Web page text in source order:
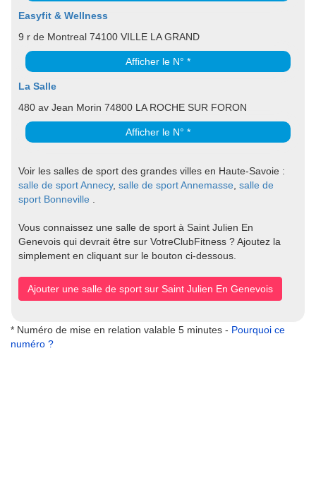
Easyfit & Wellness
9 r de Montreal 74100 VILLE LA GRAND
Afficher le N° *
La Salle
480 av Jean Morin 74800 LA ROCHE SUR FORON
Afficher le N° *
Voir les salles de sport des grandes villes en Haute-Savoie :
salle de sport Annecy, salle de sport Annemasse salle de
sport Bonneville
Vous connaissez une salle de sport à Saint Julien En
Genevois qui devrait être sur VotreClubFitness ? Ajoutez la
simplement en cliquant sur le bouton ci-dessous.
Ajouter une salle de sport sur Saint Julien En Genevois
* Numéro de mise en relation valable 5 minutes - Pourquoi ce
numéro ?